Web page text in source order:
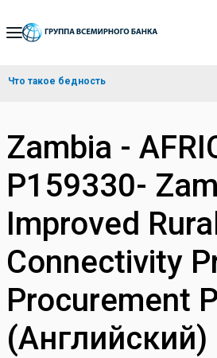
Skip
Navigation
Что такое бедность
Zambia -
P159330-
Improved Rural
Connectivity
Procurement
(Английский)